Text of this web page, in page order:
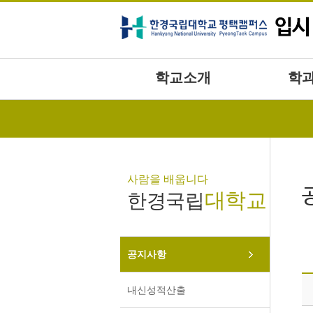
학교소개 학
사람을 배웁니다
한경국립대학교
공지사항
내신성적산출